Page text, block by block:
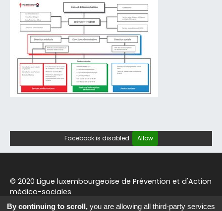
Facebook is disabled. Allow
© 2020 Ligue luxembourgeoise de Prévention et d'Action
médico-sociales
By continuing to scroll, you are allowing all third-party services